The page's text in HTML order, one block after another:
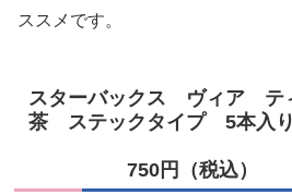
ススメです。
スターバックス ヴィア テ
茶 ステックタイプ 5本入り
750円（税込）